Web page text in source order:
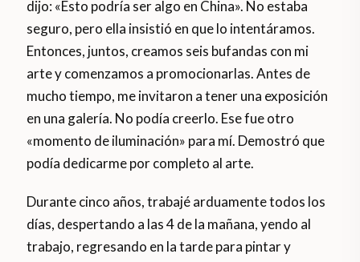
dijo: «Esto podría ser algo en China». No estaba
seguro, pero ella insistió en que lo intentáramos.
Entonces, juntos, creamos seis bufandas con mi
arte y comenzamos a promocionarlas. Antes de
mucho tiempo, me invitaron a tener una exposición
en una galería. No podía creerlo. Ese fue otro
«momento de iluminación» para mí. Demostró que
podía dedicarme por completo al arte.
Durante cinco años, trabajé arduamente todos los
días, despertando a las 4 de la mañana, yendo al
trabajo, regresando en la tarde para pintar y